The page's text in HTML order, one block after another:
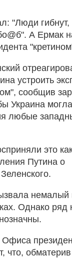
"Люди
А Ермак
устроить
сообщив
Украина
любые
это
Путина о
немалый
Однако
что,